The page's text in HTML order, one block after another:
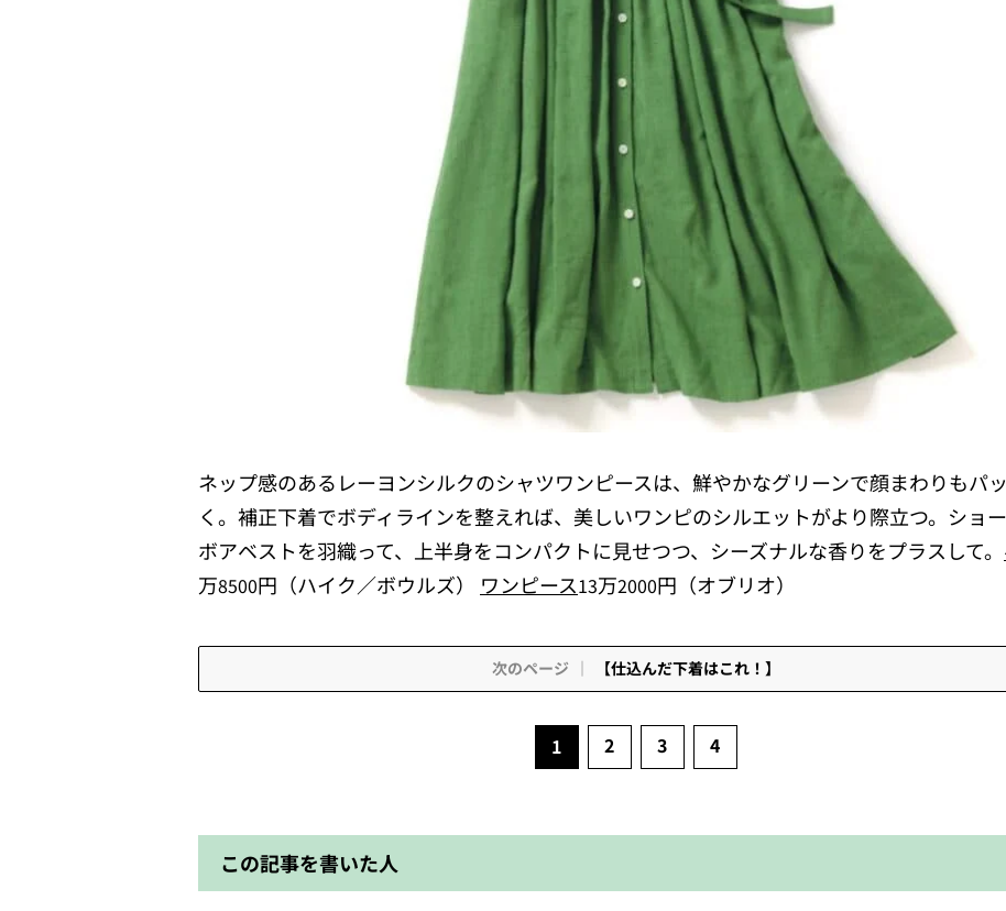
ネップ感のあるレーヨンシルクのシャツワンピースは、鮮やかなグリーンで顔まわりもパ
く。補正下着でボディラインを整えれば、美しいワンピのシルエットがより際立つ。ショ
ボアベストを羽織って、上半身をコンパクトに見せつつ、シーズナルな香りをプラスして。
万8500円（ハイク／ボウルズ） ワンピース13万2000円（オブリオ）
次のページ 【仕込んだ下着はこれ！】
1 2 3 4
この記事を書いた人